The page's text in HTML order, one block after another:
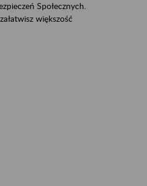
Społecznych.
większość